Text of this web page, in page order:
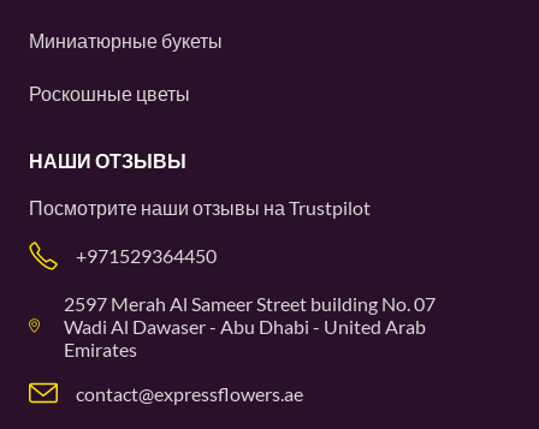
Миниатюрные букеты
Роскошные цветы
НАШИ ОТЗЫВЫ
Посмотрите наши отзывы на Trustpilot
+971529364450
2597 Merah Al Sameer Street building No. 07
Wadi Al Dawaser - Abu Dhabi - United Arab
Emirates
contact@expressflowers.ae